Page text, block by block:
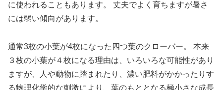
に使われることもあります。 丈夫でよく育ちますが暑さ
には弱い傾向があります。
通常3枚の小葉が4枚になった四つ葉のクローバー。 本来
３枚の小葉が４枚になる理由は、いろいろな可能性があり
ますが、人や動物に踏まれたり、濃い肥料がかかったりす
る物理化学的な刺激により、葉のもととなる極小さな成長